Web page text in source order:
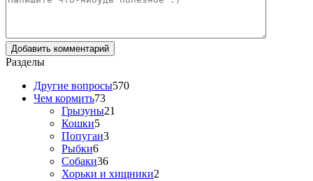
Разделы
Другие вопросы570
Чем кормить73
Грызуны21
Кошки5
Попугаи3
Рыбки6
Собаки36
Хорьки и хищники2